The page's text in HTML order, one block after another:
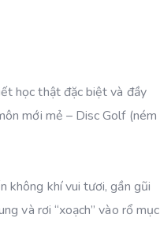
học thật đặc biệt và đầy
mới mẻ – Disc Golf (ném
không khí vui tươi, gần gũi
và rơi “xoạch” vào rổ mục